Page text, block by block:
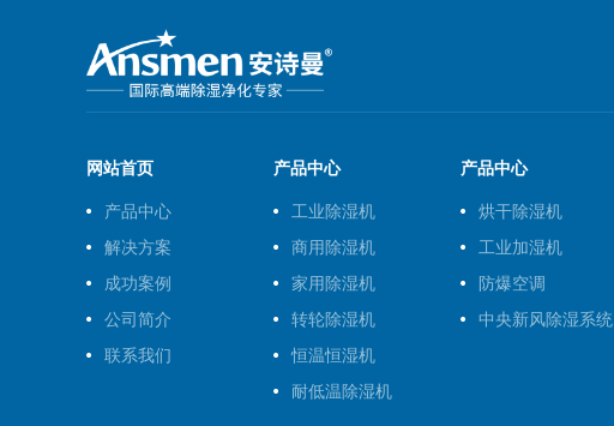
ASM-300单机转轮除湿机
ASM-200单机转轮除湿机
工业除湿机 工业除湿设备公司
无线电渗透除湿机，别墅防潮除湿除霉好帮手
无盲区全新风风冷调温除湿机的制作方法
无锡常规水冷调温／降温型除湿机
无锡大型除湿机功能(排名好：2022已更新)
网站首页
产品中心
解决方案
成功案例
公司简介
联系我们
产品中心
工业除湿机
商用除湿机
家用除湿机
转轮除湿机
恒温恒湿机
耐低温除湿机
产品中心
烘干除湿机
工业加湿机
防爆空调
中央新风除湿系统